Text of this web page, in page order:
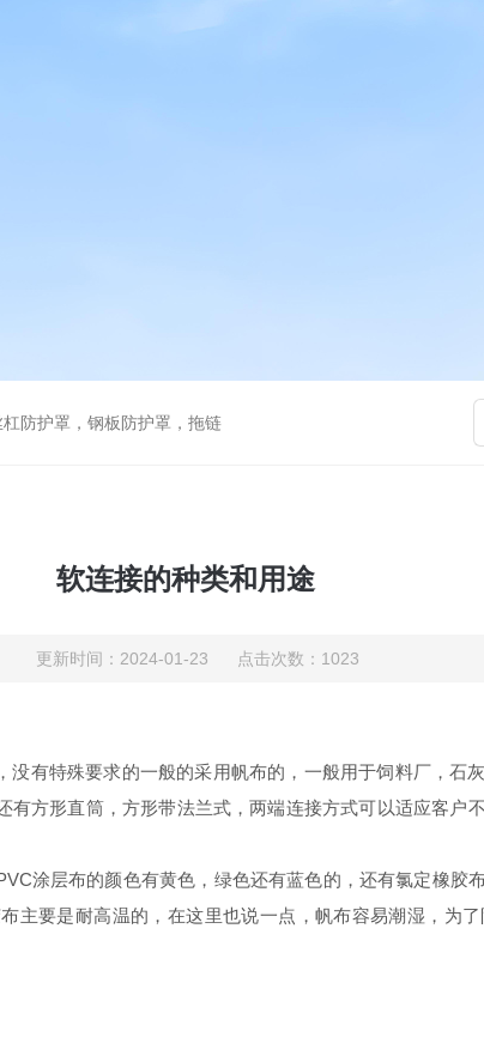
防护罩，钢板防护罩，拖链
软连接的种类和用途
更新时间：2024-01-23 点击次数：1023
有特殊要求的一般的采用帆布的，一般用于饲料厂，石
方形直筒，方形带法兰式，两端连接方式可以适应客户
涂层布的颜色有黄色，绿色还有蓝色的，还有氯定橡胶
主要是耐高温的，在这里也说一点，帆布容易潮湿，为